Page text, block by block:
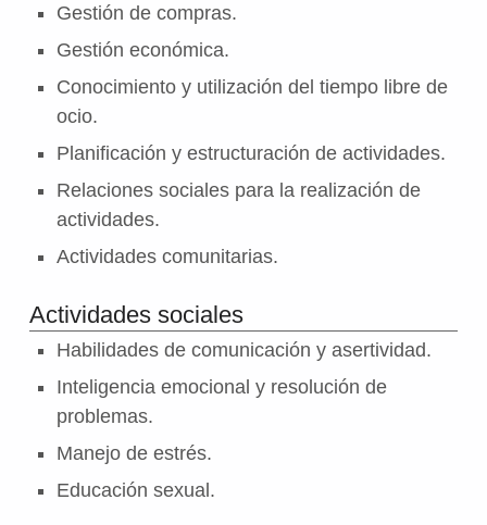
Gestión de compras.
Gestión económica.
Conocimiento y utilización del tiempo libre de
ocio.
Planificación y estructuración de actividades.
Relaciones sociales para la realización de
actividades.
Actividades comunitarias.
Actividades sociales
Habilidades de comunicación y asertividad.
Inteligencia emocional y resolución de
problemas.
Manejo de estrés.
Educación sexual.